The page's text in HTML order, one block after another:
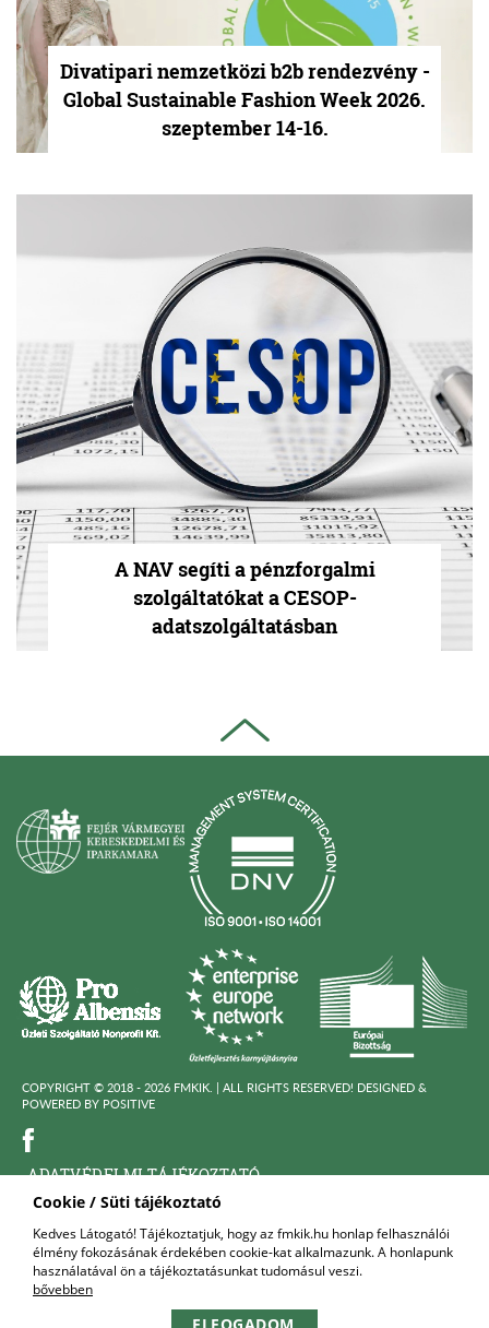
Cookie / Süti tájékoztató
Kedves Látogató! Tájékoztatjuk, hogy az fmkik.hu honlap felhasználói
élmény fokozásának érdekében cookie-kat alkalmazunk. A honlapunk
használatával ön a tájékoztatásunkat tudomásul veszi.
bővebben
Divatipari nemzetközi b2b rendezvény -
Global Sustainable Fashion Week 2026.
szeptember 14-16.
A NAV segíti a pénzforgalmi
szolgáltatókat a CESOP-
adatszolgáltatásban
COPYRIGHT © 2018 - 2026 FMKIK. | ALL RIGHTS RESERVED! DESIGNED &
POWERED BY POSITIVE
ADATVÉDELMI TÁJÉKOZTATÓ
FELNŐTTKÉPZŐ SZERVEZET